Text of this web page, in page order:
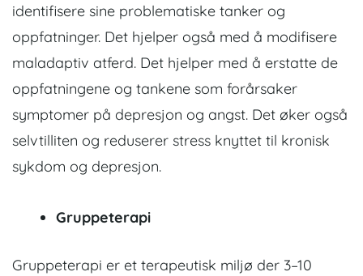
identifisere sine problematiske tanker og
oppfatninger. Det hjelper også med å modifisere
maladaptiv atferd. Det hjelper med å erstatte de
oppfatningene og tankene som forårsaker
symptomer på depresjon og angst. Det øker også
selvtilliten og reduserer stress knyttet til kronisk
sykdom og depresjon.
Gruppeterapi
Gruppeterapi er et terapeutisk miljø der 3–10